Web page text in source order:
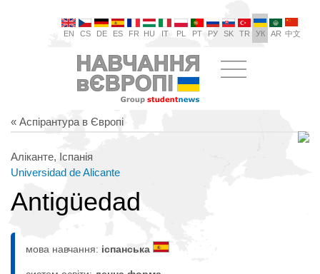
EN CS DE ES FR HU IT PL PT РУ SK TR УК AR 中文
« Аспірантура в Європі
Аліканте, Іспанія
Universidad de Alicante
Antigüedad
мова навчання: іспанська